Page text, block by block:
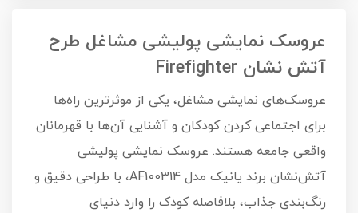
عروسک نمایشی پولیشی مشاغل طرح
آتش نشان Firefighter
عروسک‌های نمایشی مشاغل، یکی از موثرترین راه‌ها
برای اجتماعی کردن کودکان و آشنایی آن‌ها با قهرمانان
واقعی جامعه هستند. عروسک نمایشی پولیشی
آتش‌نشان برند یانیک مدل AF100314، با طراحی دقیق و
رنگ‌بندی جذاب، بلافاصله کودک را وارد دنیای